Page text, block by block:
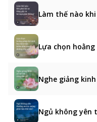
Nghe giảng